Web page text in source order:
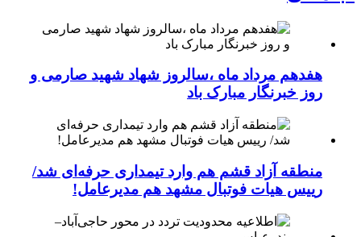
هفدهم مرداد ماه ،سالروز شهاد شهید صارمی و
روز خبرنگار مبارک باد
منطقه آزاد قشم هم وارد تیمداری حرفه‌ای شد/
رییس هیات فوتبال مشهد هم مدیرعامل!